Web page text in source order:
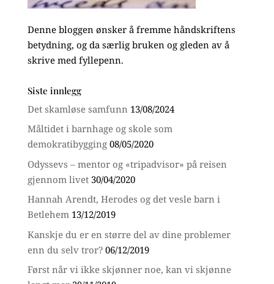
Denne bloggen ønsker å fremme håndskriftens
betydning, og da særlig bruken og gleden av å
skrive med fyllepenn.
Siste innlegg
Det skamløse samfunn 13/08/2024
Måltidet i barnhage og skole som
demokratibygging 08/05/2020
Odyssevs – mentor og «tripadvisor» på reisen
gjennom livet 30/04/2020
Hannah Arendt, Herodes og det vesle barn i
Betlehem 13/12/2019
Kanskje du er en større del av dine problemer
enn du selv tror? 06/12/2019
Først når vi ikke skjønner noe, kan vi skjønne